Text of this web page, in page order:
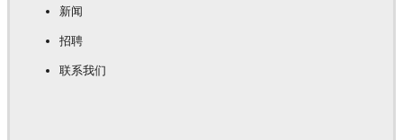
新闻
招聘
联系我们